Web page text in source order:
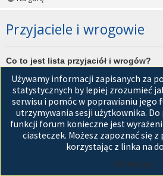
Przyjaciele i wrogowie
Co to jest lista przyjaciół i wrogów?
użytkowników witryny. Użytkownicy
wyświetleni na karciePrzyjaciele
zarządzania kontem. Z tego poziomu
status, a także wysłać prywatną
używanego stylu witryny, posty tych
wyróżniane. Jeśli użytkownik zostanie
Używamy informacji zapisanych za
statystycznych by lepiej zrozumieć
serwisu i pomóc w poprawianiu jego
utrzymywania sesji użytkownika. Do
funkcji forum konieczne jest
ciasteczek. Możesz zapoznać się
korzystając z linka na
Akceptuję